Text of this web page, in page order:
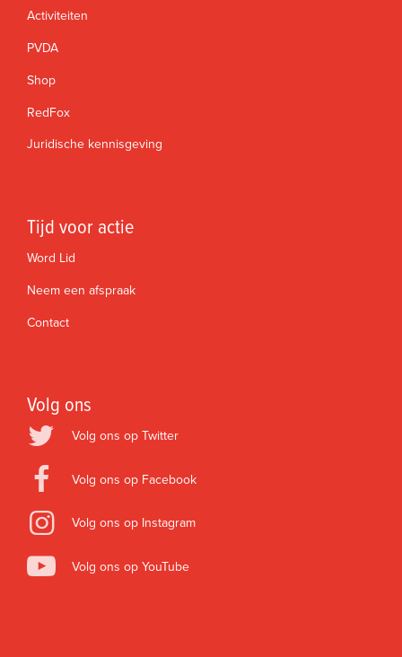
Activiteiten
PVDA
Shop
RedFox
Juridische kennisgeving
Tijd voor actie
Word Lid
Neem een afspraak
Contact
Volg ons
Volg ons op Twitter
Volg ons op Facebook
Volg ons op Instagram
Volg ons op YouTube